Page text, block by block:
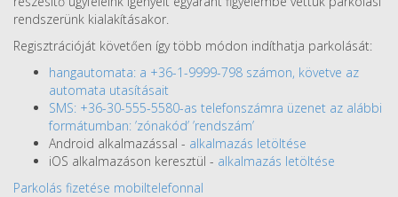
rendszerünk kialakításakor.
Regisztrációját követően így több módon indíthatja parkolását:
hangautomata: a +36-1-9999-798 számon, követve az
automata utasításait
SMS: +36-30-555-5580-as telefonszámra üzenet az alábbi
formátumban: ’zónakód’ ’rendszám’
Android alkalmazással - alkalmazás letöltése
iOS alkalmazáson keresztül - alkalmazás letöltése
Parkolás fizetése mobiltelefonnal